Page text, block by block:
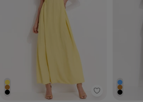
Colcci -